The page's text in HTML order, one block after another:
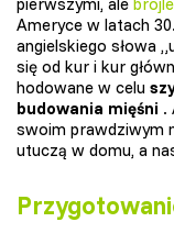
Ameryce w latach
angielskiego słowa
się od kur i kur
hodowane w celu
budowania mięśni .
swoim prawdziwym
utuczą w domu, a